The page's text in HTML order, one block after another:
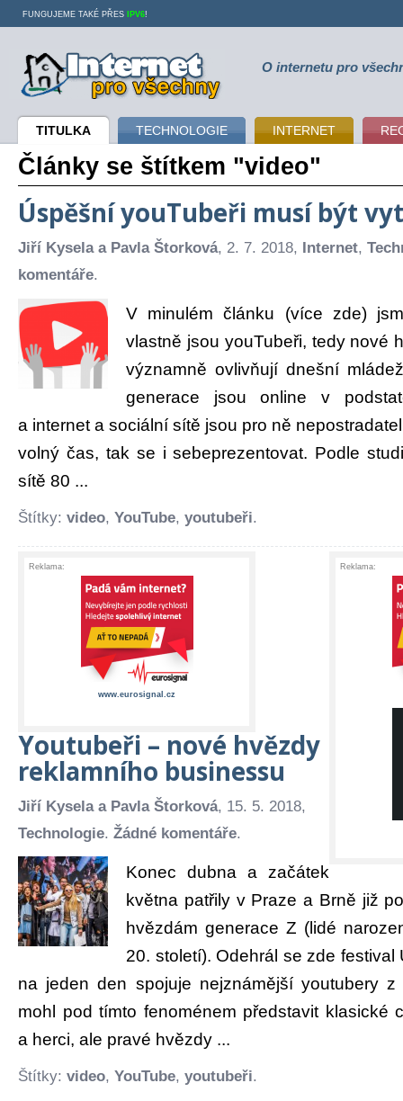
Internet pro všechny O internetu pro
TITULKA TECHNOLOGIE INTERNET
FUNGUJEME TAKÉ PŘES IPV6!
Články se štítkem "video"
Úspěšní youTubeři musí být
Jiří Kysela a Pavla Štorková, 2. 7. 2018, Internet,
komentáře.
V minulém článku (více zde)
vlastně jsou youTubeři, tedy nové
významně ovlivňují dnešní
generace jsou online v
a internet a sociální sítě jsou pro ně
volný čas, tak se i sebeprezentovat. Podle
sítě 80 ...
Štítky: video, YouTube, youtubeři.
Reklama:
www.eurosignal.cz
Reklama:
Youtubeři – nové hvězdy
reklamního businessu
Jiří Kysela a Pavla Štorková, 15. 5. 2018,
Technologie. Žádné komentáře.
Konec dubna a začátek
května patřily v Praze a Brně již
hvězdám generace Z (lidé
20. století). Odehrál se zde festival
na jeden den spojuje nejznámější youtubery
mohl pod tímto fenoménem představit klasické
a herci, ale pravé hvězdy ...
Štítky: video, YouTube, youtubeři.